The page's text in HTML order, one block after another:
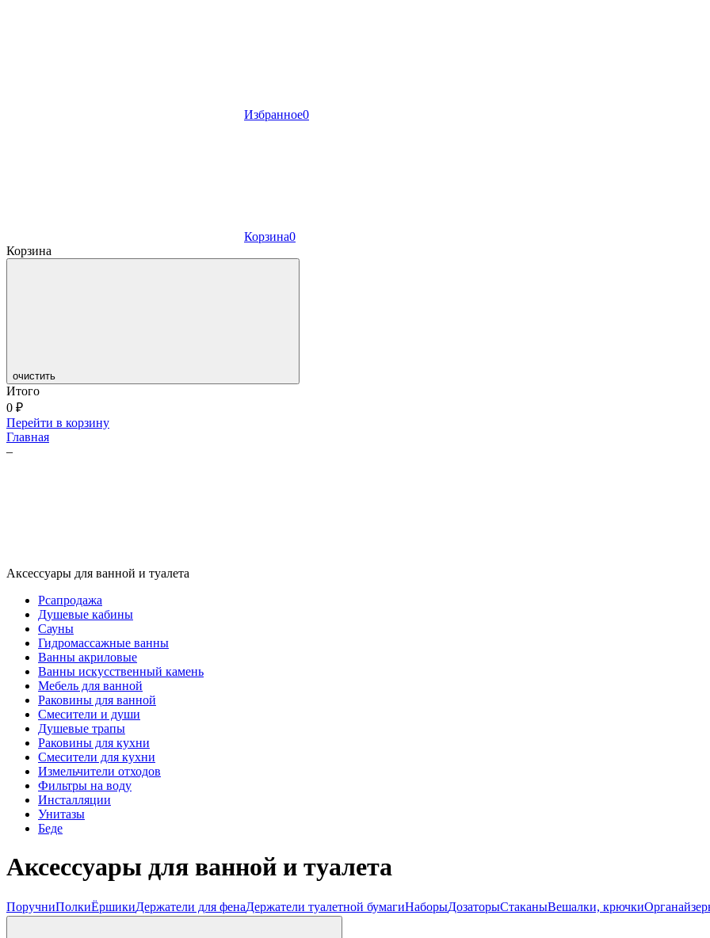
Избранное0
Корзина0
Корзина
очистить
Итого
0 ₽
Перейти в корзину
Главная
–
Аксессуары для ванной и туалета
Рсапродажа
Душевые кабины
Сауны
Гидромассажные ванны
Ванны акриловые
Ванны искусственный камень
Мебель для ванной
Раковины для ванной
Смесители и души
Душевые трапы
Раковины для кухни
Смесители для кухни
Измельчители отходов
Фильтры на воду
Инсталляции
Унитазы
Беде
Аксессуары для ванной и туалета
ПоручниПолкиЁршикиДержатели для фенаДержатели туалетной бумагиНаборыДозаторыСтаканыВешалки, крючки